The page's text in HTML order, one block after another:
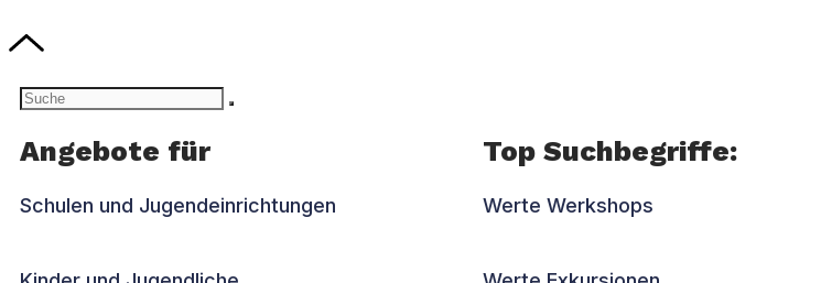
Angebote für
Schulen und Jugendeinrichtungen
Top Suchbegriffe:
Werte Werkshops